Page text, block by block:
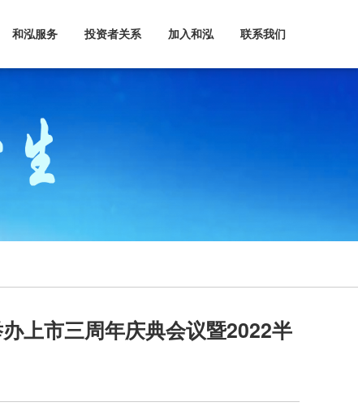
和泓服务 投资者关系 加入和泓 联系我们
上市三周年庆典会议暨2022半